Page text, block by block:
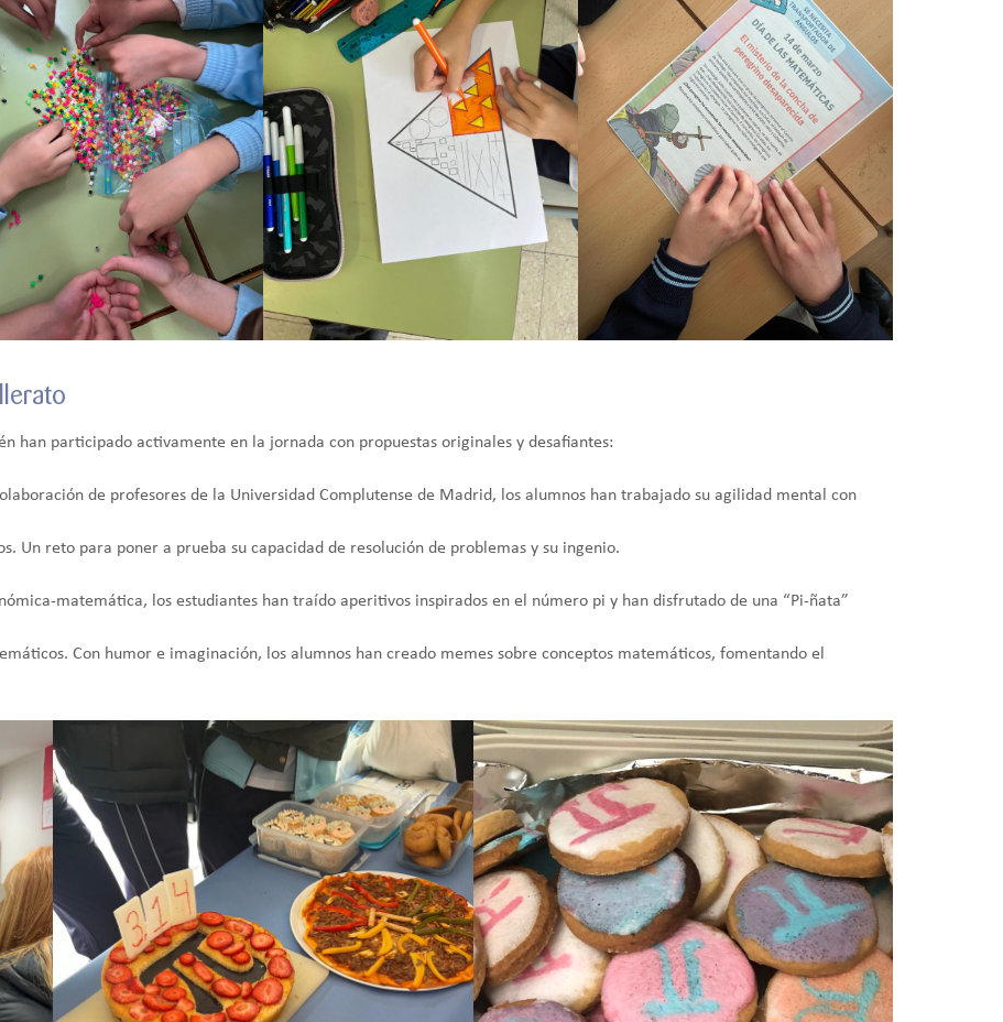
han participado activamente en la jornada con propuestas originales y desafiantes:
de profesores de la Universidad Complutense de Madrid, los alumnos han trabajado su agilidad mental con
Un reto para poner a prueba su capacidad de resolución de problemas y su ingenio.
matemática, los estudiantes han traído aperitivos inspirados en el número pi y han disfrutado de una “Pi-ñata”
Con humor e imaginación, los alumnos han creado memes sobre conceptos matemáticos, fomentando el